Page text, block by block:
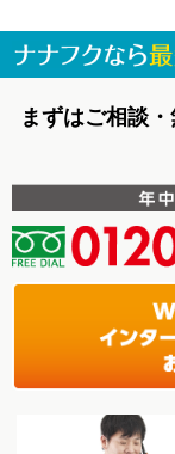
まずはご相談